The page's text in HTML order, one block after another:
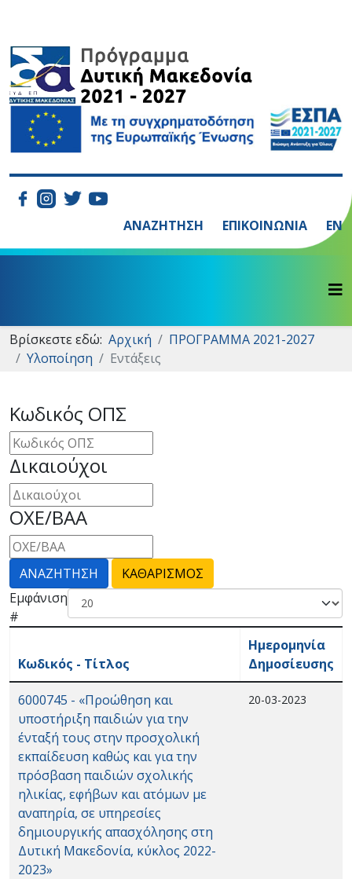
ΑΝΑΖΗΤΗΣΗ ΕΠΙΚΟΙΝΩΝΙΑ EN
Βρίσκεστε εδώ: Αρχική
ΠΡΟΓΡΑΜΜΑ 2021-2027
Υλοποίηση
Εντάξεις
Κωδικός ΟΠΣ
Δικαιούχοι
ΟΧΕ/ΒΑΑ
Εμφάνιση
#
Κωδικός - Τίτλος
Ημερομηνία
Δημοσίευσης
6000745 - «Προώθηση και
υποστήριξη παιδιών για την
ένταξή τους στην προσχολική
εκπαίδευση καθώς και για την
πρόσβαση παιδιών σχολικής
ηλικίας, εφήβων και ατόμων με
αναπηρία, σε υπηρεσίες
δημιουργικής απασχόλησης στη
Δυτική Μακεδονία, κύκλος 2022-
2023»
20-03-2023